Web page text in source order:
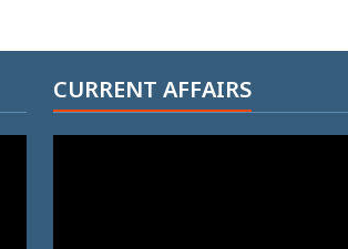
CURRENT AFFAIRS